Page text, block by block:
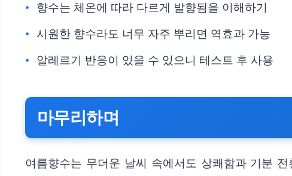
향수는 체온에 따라 다르게 발향됨을 이해하기
시원한 향수라도 너무 자주 뿌리면 역효과 가능
알레르기 반응이 있을 수 있으니 테스트 후 사용
마무리하며
여름향수는 무더운 날씨 속에서도 상쾌함과 기분